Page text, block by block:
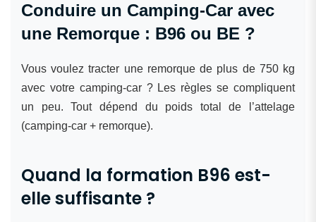
Conduire un Camping-Car avec
une Remorque : B96 ou BE ?
Vous voulez tracter une remorque de plus de 750 kg
avec votre camping-car ? Les règles se compliquent
un peu. Tout dépend du poids total de l’attelage
(camping-car + remorque).
Quand la formation B96 est-
elle suffisante ?